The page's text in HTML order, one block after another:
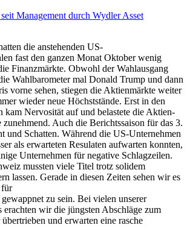
die anstehenden US-
fast den ganzen Monat Oktober wenig
Finanzmärkte. Obwohl der Wahlausgang
Wahlbarometer mal Donald Trump und dann
vorne sehen, stiegen die Aktienmärkte weiter
wieder neue Höchststände. Erst in den
kam Nervosität auf und belastete die Aktien-
Auch die Berichtssaison für das 3.
und Schatten. Während die US-Unternehmen
als erwarteten Resulaten aufwarten konnten,
Unternehmen für negative Schlagzeilen.
mussten viele Titel trotz solidem
lassen. Gerade in diesen Zeiten sehen wir es
für
zu sein. Bei vielen unserer
erachten wir die jüngsten Abschläge zum
und erwarten eine rasche